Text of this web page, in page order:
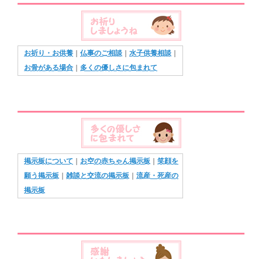
お祈り・お供養 仏事のご相談 水子供養相談
お骨がある場合
多くの優しさに包まれて
掲示板について ｜ お空の赤ちゃん掲示板 ｜ 笑顔を
願う掲示板 ｜ 雑談と交流の掲示板 ｜ 流産・死産の
掲示板